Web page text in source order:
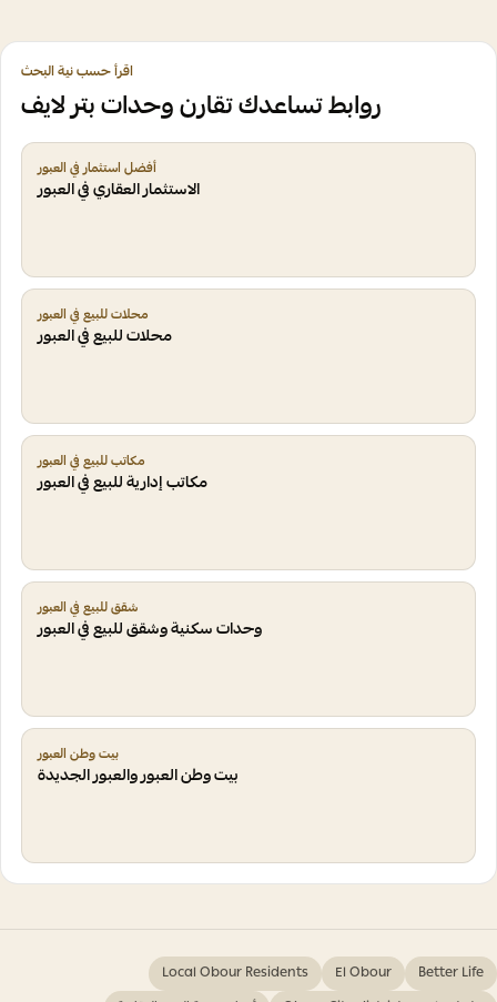
اقرأ حسب نية البحث
روابط تساعدك تقارن وحدات بتر لايف
أفضل استثمار في العبور
الاستثمار العقاري في العبور
محلات للبيع في العبور
محلات للبيع في العبور
مكاتب للبيع في العبور
مكاتب إدارية للبيع في العبور
شقق للبيع في العبور
وحدات سكنية وشقق للبيع في العبور
بيت وطن العبور
بيت وطن العبور والعبور الجديدة
Better Life
El Obour
Local Obour Residents